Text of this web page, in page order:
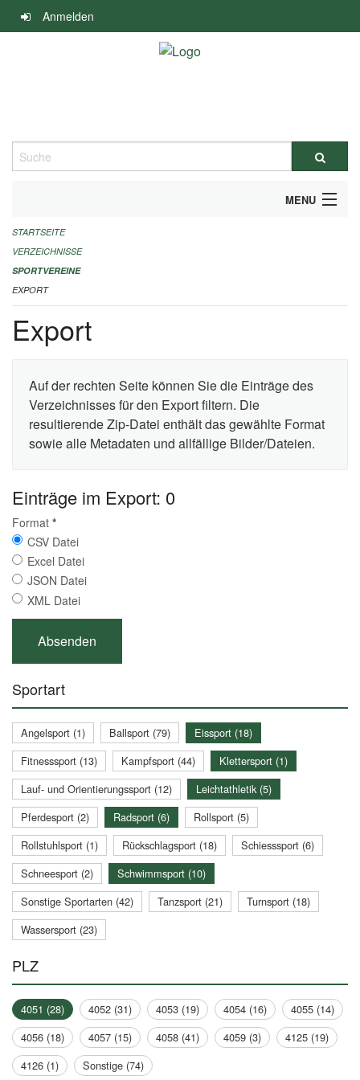
Navigation
überspringen
Anmelden
Suche
MENU
ALLGEMEINE INFORMATIONEN
FINANZIELLE UNTERSTÜTZUNG BENÖTIGT?
KONTAKT
STARTSEITE
VERZEICHNISSE
SPORTVEREINE
EXPORT
Export
Auf der rechten Seite können Sie die Einträge des
Verzeichnisses für den Export filtern. Die
resultierende Zip-Datei enthält das gewählte Format
sowie alle Metadaten und allfällige Bilder/Dateien.
Einträge im Export: 0
Format *
CSV Datei
Excel Datei
JSON Datei
XML Datei
Sportart
Angelsport (1) Ballsport (79)
Eissport (18)
Fitnesssport (13)
Kampfsport (44)
Klettersport (1)
Lauf- und Orientierungssport (12)
Leichtathletik (5)
Pferdesport (2)
Radsport (6)
Rollsport (5)
Rollstuhlsport (1)
Rückschlagsport (18)
Schiesssport (6)
Schneesport (2)
Schwimmsport (10)
Sonstige Sportarten (42)
Tanzsport (21)
Turnsport (18)
Wassersport (23)
PLZ
4051 (28) 4052 (31) 4053 (19) 4054 (16)
4055 (14)
4056 (18)
4057 (15) 4058 (41) 4059 (3)
4125 (19)
4126 (1)
Sonstige (74)